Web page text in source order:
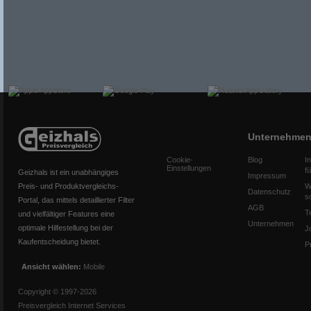
Geizhals ist ein unabhängiges
Preis- und Produktvergleichs-
Portal, das mittels detaillierter Filter
und vielfältiger Features eine
optimale Hilfestellung bei der
Kaufentscheidung bietet.
Ansicht wählen: Mobile
Copyright © 1997-2026
Preisvergleich Internet Services
Cookie-
Einstellungen
Unternehmen
Blog
Impressum
Datenschutz
AGB
Unternehmen